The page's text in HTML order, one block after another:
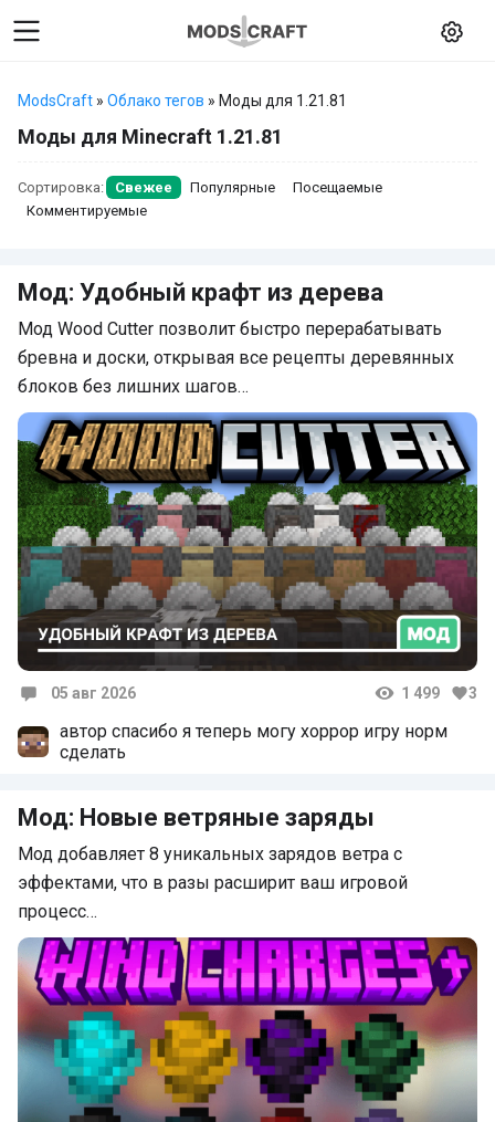
ModsCraft » Облако тегов » Моды для 1.21.81
Моды для Minecraft 1.21.81
Сортировка: Свежее Популярные
Посещаемые
Комментируемые
Мод: Удобный крафт из дерева
Мод Wood Cutter позволит быстро перерабатывать
бревна и доски, открывая все рецепты деревянных
блоков без лишних шагов…
05 авг 2026 1 499 3
автор спасибо я теперь могу хоррор игру норм
сделать
Мод: Новые ветряные заряды
Мод добавляет 8 уникальных зарядов ветра с
эффектами, что в разы расширит ваш игровой
процесс…